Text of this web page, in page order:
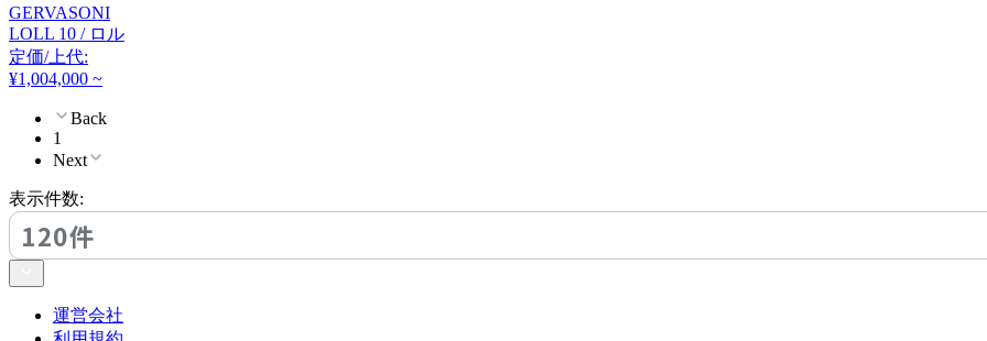
EDDA
エッダ
EMKO
エムコ
esPattio
GERVASONI
LOLL 10 / ロル
定価/上代:
¥1,004,000 ~
Back
1
Next
表示件数:
120件
運営会社